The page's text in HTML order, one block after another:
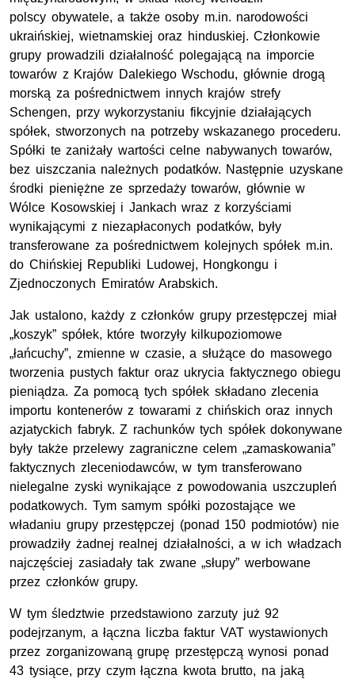
polscy obywatele, a także osoby m.in. narodowości
ukraińskiej, wietnamskiej oraz hinduskiej. Członkowie
grupy prowadzili działalność polegającą na imporcie
towarów z Krajów Dalekiego Wschodu, głównie drogą
morską za pośrednictwem innych krajów strefy
Schengen, przy wykorzystaniu fikcyjnie działających
spółek, stworzonych na potrzeby wskazanego procederu.
Spółki te zaniżały wartości celne nabywanych towarów,
bez uiszczania należnych podatków. Następnie uzyskane
środki pieniężne ze sprzedaży towarów, głównie w
Wólce Kosowskiej i Jankach wraz z korzyściami
wynikającymi z niezapłaconych podatków, były
transferowane za pośrednictwem kolejnych spółek m.in.
do Chińskiej Republiki Ludowej, Hongkongu i
Zjednoczonych Emiratów Arabskich.
Jak ustalono, każdy z członków grupy przestępczej miał
„koszyk” spółek, które tworzyły kilkupoziomowe
„łańcuchy”, zmienne w czasie, a służące do masowego
tworzenia pustych faktur oraz ukrycia faktycznego obiegu
pieniądza. Za pomocą tych spółek składano zlecenia
importu kontenerów z towarami z chińskich oraz innych
azjatyckich fabryk. Z rachunków tych spółek dokonywane
były także przelewy zagraniczne celem „zamaskowania”
faktycznych zleceniodawców, w tym transferowano
nielegalne zyski wynikające z powodowania uszczupleń
podatkowych. Tym samym spółki pozostające we
władaniu grupy przestępczej (ponad 150 podmiotów) nie
prowadziły żadnej realnej działalności, a w ich władzach
najczęściej zasiadały tak zwane „słupy” werbowane
przez członków grupy.
W tym śledztwie przedstawiono zarzuty już 92
podejrzanym, a łączna liczba faktur VAT wystawionych
przez zorganizowaną grupę przestępczą wynosi ponad
43 tysiące, przy czym łączna kwota brutto, na jaką